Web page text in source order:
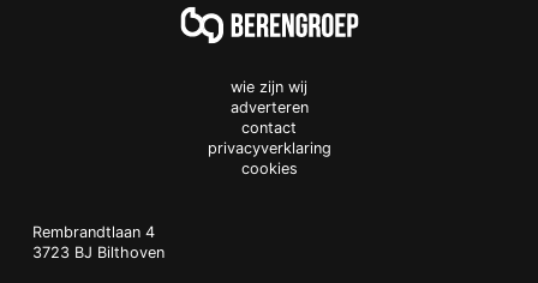
wie zijn wij
adverteren
contact
privacyverklaring
cookies
Doof.nl
work
Rembrandtlaan 4
3723 BJ Bilthoven